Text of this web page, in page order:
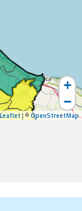
+
−
Leaflet | ©OpenStreetMap